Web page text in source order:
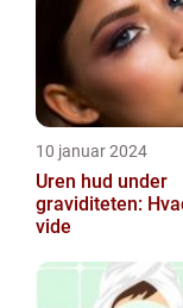
10 januar 2024
Uren hud under
graviditeten:
vide